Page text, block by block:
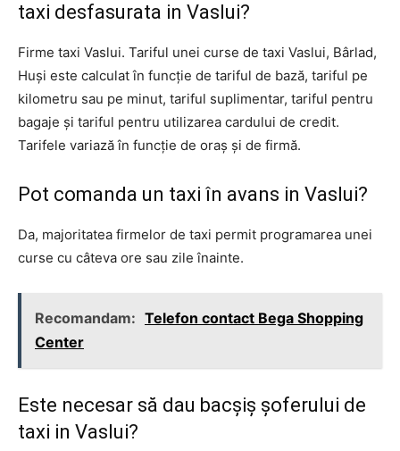
taxi desfasurata in Vaslui?
Firme taxi Vaslui. Tariful unei curse de taxi Vaslui, Bârlad,
Huși este calculat în funcție de tariful de bază, tariful pe
kilometru sau pe minut, tariful suplimentar, tariful pentru
bagaje și tariful pentru utilizarea cardului de credit.
Tarifele variază în funcție de oraș și de firmă.
Pot comanda un taxi în avans in Vaslui?
Da, majoritatea firmelor de taxi permit programarea unei
curse cu câteva ore sau zile înainte.
Recomandam: Telefon contact Bega Shopping
Center
Este necesar să dau bacșiș șoferului de
taxi in Vaslui?